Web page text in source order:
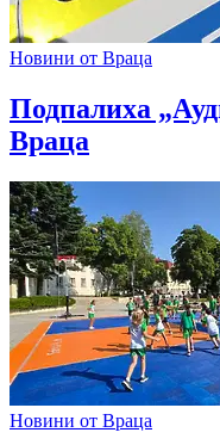
Новини от Враца
Подпалиха
Враца
Новини от Враца